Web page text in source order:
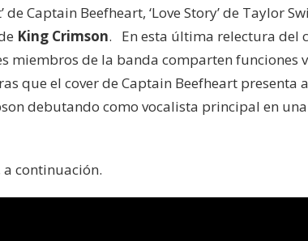
de Captain Beefheart, ‘Love Story’ de Taylor
King Crimson. En esta última relectura del
miembros de la banda comparten funciones
que el cover de Captain Beefheart presenta
debutando como vocalista principal en
a continuación.